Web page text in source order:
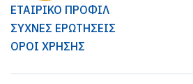
ΕΤΑΙΡΙΚΟ ΠΡΟΦΙΛ
ΣΥΧΝΕΣ ΕΡΩΤΗΣΕΙΣ
ΟΡΟΙ ΧΡΗΣΗΣ